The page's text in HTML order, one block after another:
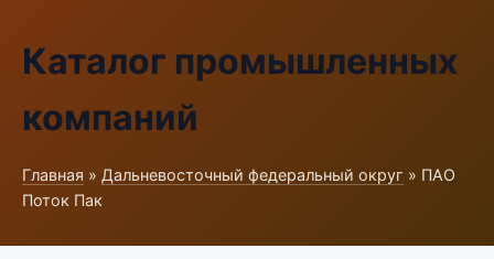
Каталог промышленных
компаний
Главная » Дальневосточный федеральный округ » ПАО
Поток Пак